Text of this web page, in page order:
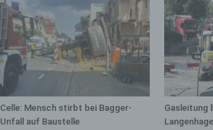
Celle: Mensch stirbt bei Bagger-
Unfall auf Baustelle
Gasleitung